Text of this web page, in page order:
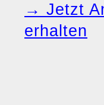
→ Jetzt
erhalten